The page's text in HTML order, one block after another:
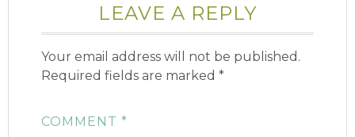
LEAVE A REPLY
Your email address will not be published.
Required fields are marked*
COMMENT*